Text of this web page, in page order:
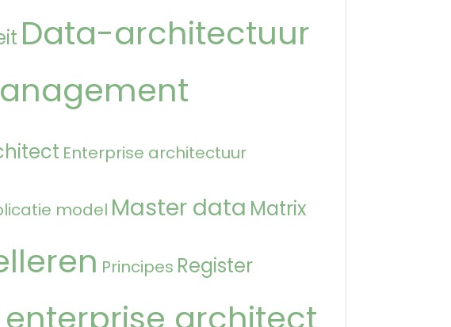
Data-architectuur
Enterprise architectuur
model Master data Matrix
Principes Register